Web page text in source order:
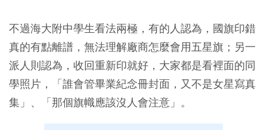
不過海大附中學生看法兩極，有的人認為，國旗印錯
真的有點離譜，無法理解廠商怎麼會用五星旗；另一
派人則認為，收回重新印就好，大家都是看裡面的同
學照片，「誰會管畢業紀念冊封面，又不是女星寫真
集」、「那個旗幟應該沒人會注意」。